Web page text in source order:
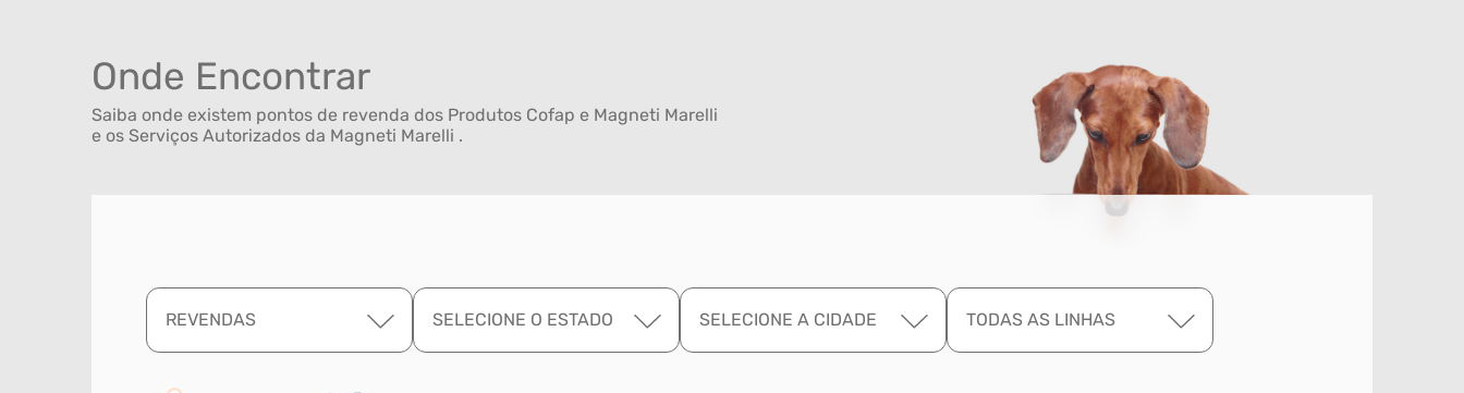
Onde Encontrar
Saiba onde existem pontos de revenda dos Produtos Cofap e Magneti Marelli
e os Serviços Autorizados da Magneti Marelli .
REVENDAS SELECIONE O ESTADO SELECIONE A CIDADE TODAS AS LINHAS